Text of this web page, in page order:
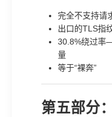
完全不支持请
出口的TLS指
30.8%绕过率
量
等于“裸奔”
第五部分